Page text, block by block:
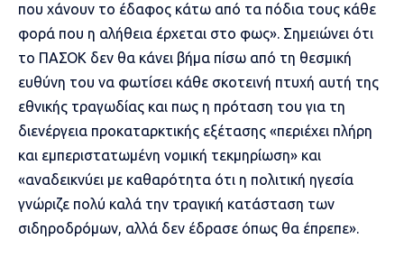
που χάνουν το έδαφος κάτω από τα πόδια τους κάθε
φορά που η αλήθεια έρχεται στο φως». Σημειώνει ότι
το ΠΑΣΟΚ δεν θα κάνει βήμα πίσω από τη θεσμική
ευθύνη του να φωτίσει κάθε σκοτεινή πτυχή αυτή της
εθνικής τραγωδίας και πως η πρόταση του για τη
διενέργεια προκαταρκτικής εξέτασης «περιέχει πλήρη
και εμπεριστατωμένη νομική τεκμηρίωση» και
«αναδεικνύει με καθαρότητα ότι η πολιτική ηγεσία
γνώριζε πολύ καλά την τραγική κατάσταση των
σιδηροδρόμων, αλλά δεν έδρασε όπως θα έπρεπε».